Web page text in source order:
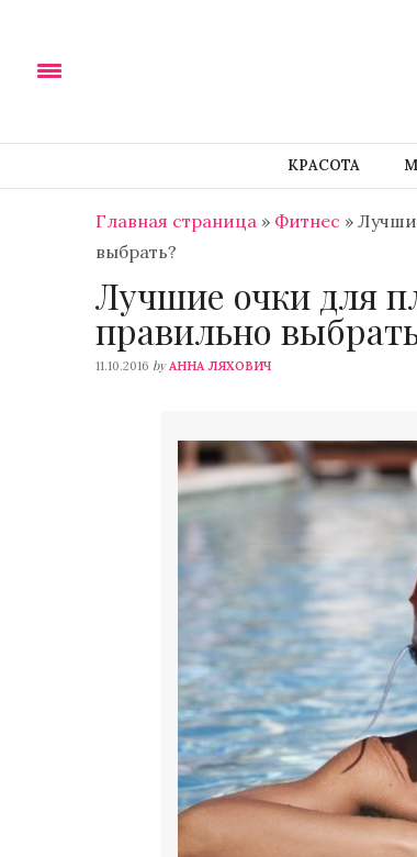
КРАСОТА
Главная страница » Фитнес »
выбрать?
Лучшие очки для
правильно
11.10.2016 by АННА ЛЯХОВИЧ